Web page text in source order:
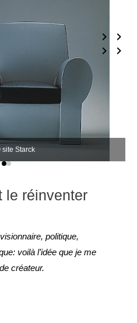
Starck
le réinventer
politique,
voilà l’idée que je me
créateur.